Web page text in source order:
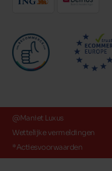
@Maniet Luxus
Wettelijke vermeldingen
*Actiesvoorwaarden